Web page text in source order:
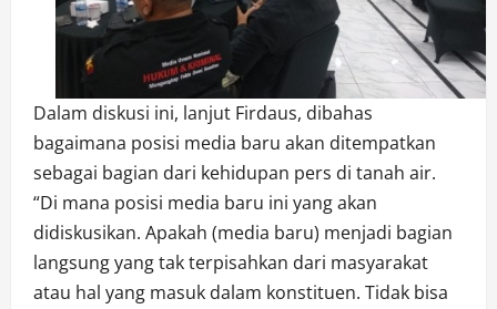
Dalam diskusi ini, lanjut Firdaus, dibahas
bagaimana posisi media baru akan ditempatkan
sebagai bagian dari kehidupan pers di tanah air.
“Di mana posisi media baru ini yang akan
didiskusikan. Apakah (media baru) menjadi bagian
langsung yang tak terpisahkan dari masyarakat
atau hal yang masuk dalam konstituen. Tidak bisa